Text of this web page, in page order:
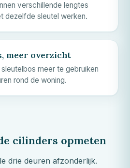
verschillende lengtes
dezelfde sleutel werken.
meer overzicht
meer te gebruiken
rond de woning.
cilinders opmeten
drie deuren afzonderlijk.